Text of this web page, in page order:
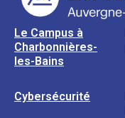
Le Campus à
Charbonnières-
les-Bains
Cybersécurité